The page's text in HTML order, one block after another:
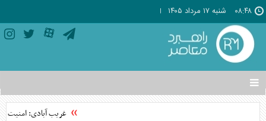
۰۸:۴۸ شنبه ۱۷ مرداد ۱۴۰۵
تغییر
وضعیت
منوی
غریب آبادی: امنیت